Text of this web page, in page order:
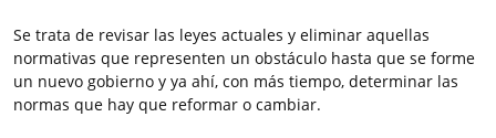
Se trata de revisar las leyes actuales y eliminar aquellas
normativas que representen un obstáculo hasta que se forme
un nuevo gobierno y ya ahí, con más tiempo, determinar las
normas que hay que reformar o cambiar.